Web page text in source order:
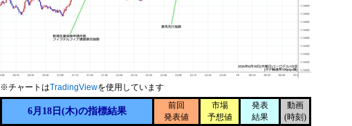
※チャートはTradingViewを使用しています
6月18日(木)の指標結果
前回
発表値
市場
予想値
発表
結果
動画
(時刻)